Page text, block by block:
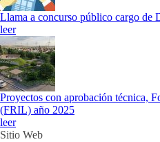
Llama a concurso público cargo de
leer
Proyectos con aprobación técnica,
(FRIL) año 2025
leer
Sitio Web